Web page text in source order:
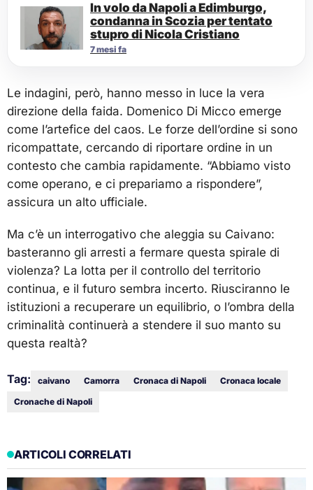
In volo da Napoli a Edimburgo,
condanna in Scozia per tentato
stupro di Nicola Cristiano
7 mesi fa
Le indagini, però, hanno messo in luce la vera
direzione della faida. Domenico Di Micco emerge
come l’artefice del caos. Le forze dell’ordine si sono
ricompattate, cercando di riportare ordine in un
contesto che cambia rapidamente. “Abbiamo visto
come operano, e ci prepariamo a rispondere”,
assicura un alto ufficiale.
Ma c’è un interrogativo che aleggia su Caivano:
basteranno gli arresti a fermare questa spirale di
violenza? La lotta per il controllo del territorio
continua, e il futuro sembra incerto. Riusciranno le
istituzioni a recuperare un equilibrio, o l’ombra della
criminalità continuerà a stendere il suo manto su
questa realtà?
Tag: caivano Camorra Cronaca di Napoli
Cronaca locale
Cronache di Napoli
ARTICOLI CORRELATI